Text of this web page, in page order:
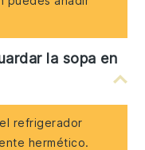
la sopa en
refrigerador
hermético.